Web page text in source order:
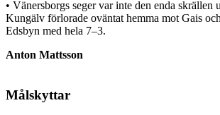
• Vänersborgs seger var inte den enda skrällen
Kungälv förlorade oväntat hemma mot Gais
Edsbyn med hela 7–3.
Anton Mattsson
Målskyttar